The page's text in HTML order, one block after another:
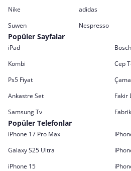
Nike adidas
Suwen
Nespresso
Popüler Sayfalar
iPad
Kombi
Cep
Ps5 Fiyat
Ankastre Set
Fakir
Samsung Tv
Popüler Telefonlar
iPhone 17 Pro Max
Galaxy S25 Ultra
iPhone 15